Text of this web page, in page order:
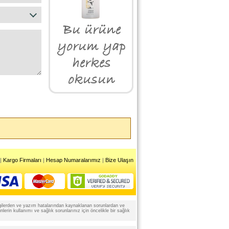
Kargo Firmaları | Hesap Numaralarımız | Bize Ulaşın
ve yazım hatalarından kaynaklanan sorunlardan ve
kullanımı ve sağlık sorunlarınız için öncelikle bir sağlık